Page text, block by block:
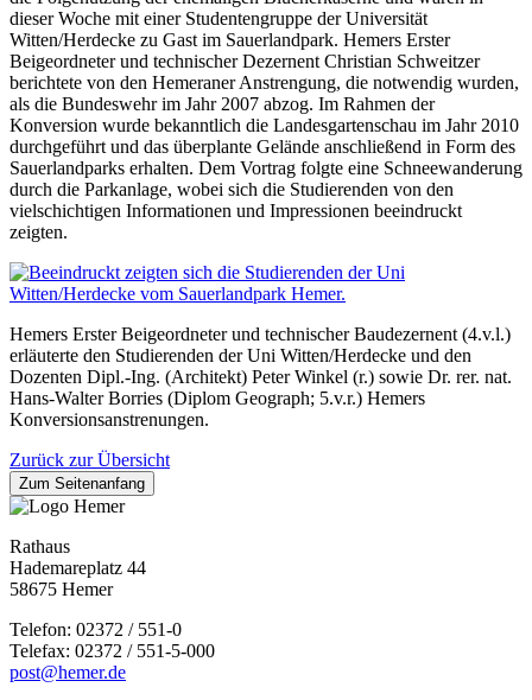
dieser Woche mit einer Studentengruppe der Universität
Witten/Herdecke zu Gast im Sauerlandpark. Hemers Erster
Beigeordneter und technischer Dezernent Christian Schweitzer
berichtete von den Hemeraner Anstrengung, die notwendig wurden,
als die Bundeswehr im Jahr 2007 abzog. Im Rahmen der
Konversion wurde bekanntlich die Landesgartenschau im Jahr 2010
durchgeführt und das überplante Gelände anschließend in Form des
Sauerlandparks erhalten. Dem Vortrag folgte eine Schneewanderung
durch die Parkanlage, wobei sich die Studierenden von den
vielschichtigen Informationen und Impressionen beeindruckt
zeigten.
Hemers Erster Beigeordneter und technischer Baudezernent (4.v.l.)
erläuterte den Studierenden der Uni Witten/Herdecke und den
Dozenten Dipl.-Ing. (Architekt) Peter Winkel (r.) sowie Dr. rer. nat.
Hans-Walter Borries (Diplom Geograph; 5.v.r.) Hemers
Konversionsanstrenungen.
Zurück zur Übersicht
Zum Seitenanfang
Rathaus
Hademareplatz 44
58675 Hemer
Telefon: 02372 / 551-0
Telefax: 02372 / 551-5-000
post@hemer.de